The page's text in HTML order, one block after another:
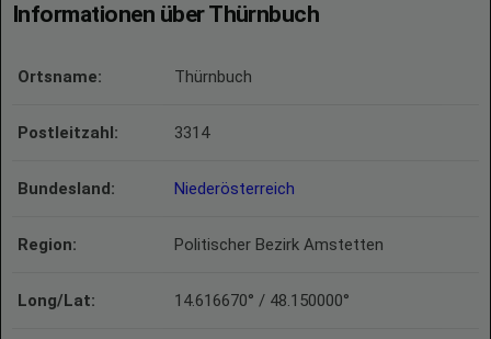
Informationen über Thürnbuch
Ortsname: Thürnbuch
Postleitzahl: 3314
Bundesland: Niederösterreich
Region: Politischer Bezirk Amstetten
Long/Lat: 14.616670° / 48.150000°